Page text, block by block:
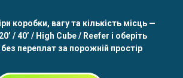
коробки, вагу та кількість місць —
/ 40’ / High Cube / Reefer і оберіть
переплат за порожній простір